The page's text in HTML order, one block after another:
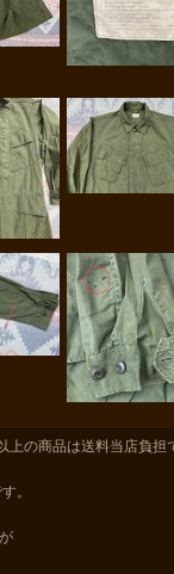
上の商品は送料当店負担
。